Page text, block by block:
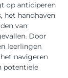
op anticiperen
het handhaven
van
Door
leerlingen
navigeren
potentiële